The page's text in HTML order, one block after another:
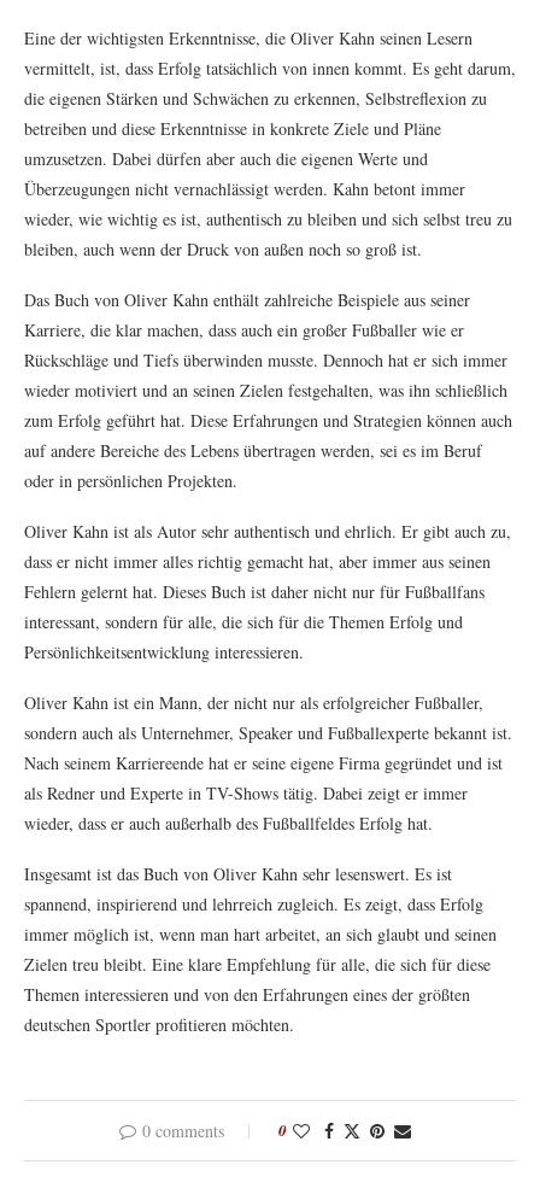
Eine der wichtigsten Erkenntnisse, die Oliver Kahn seinen Lesern
vermittelt, ist, dass Erfolg tatsächlich von innen kommt. Es geht darum,
die eigenen Stärken und Schwächen zu erkennen, Selbstreflexion zu
betreiben und diese Erkenntnisse in konkrete Ziele und Pläne
umzusetzen. Dabei dürfen aber auch die eigenen Werte und
Überzeugungen nicht vernachlässigt werden. Kahn betont immer
wieder, wie wichtig es ist, authentisch zu bleiben und sich selbst treu zu
bleiben, auch wenn der Druck von außen noch so groß ist.
Das Buch von Oliver Kahn enthält zahlreiche Beispiele aus seiner
Karriere, die klar machen, dass auch ein großer Fußballer wie er
Rückschläge und Tiefs überwinden musste. Dennoch hat er sich immer
wieder motiviert und an seinen Zielen festgehalten, was ihn schließlich
zum Erfolg geführt hat. Diese Erfahrungen und Strategien können auch
auf andere Bereiche des Lebens übertragen werden, sei es im Beruf
oder in persönlichen Projekten.
Oliver Kahn ist als Autor sehr authentisch und ehrlich. Er gibt auch zu,
dass er nicht immer alles richtig gemacht hat, aber immer aus seinen
Fehlern gelernt hat. Dieses Buch ist daher nicht nur für Fußballfans
interessant, sondern für alle, die sich für die Themen Erfolg und
Persönlichkeitsentwicklung interessieren.
Oliver Kahn ist ein Mann, der nicht nur als erfolgreicher Fußballer,
sondern auch als Unternehmer, Speaker und Fußballexperte bekannt ist.
Nach seinem Karriereende hat er seine eigene Firma gegründet und ist
als Redner und Experte in TV-Shows tätig. Dabei zeigt er immer
wieder, dass er auch außerhalb des Fußballfeldes Erfolg hat.
Insgesamt ist das Buch von Oliver Kahn sehr lesenswert. Es ist
spannend, inspirierend und lehrreich zugleich. Es zeigt, dass Erfolg
immer möglich ist, wenn man hart arbeitet, an sich glaubt und seinen
Zielen treu bleibt. Eine klare Empfehlung für alle, die sich für diese
Themen interessieren und von den Erfahrungen eines der größten
deutschen Sportler profitieren möchten.
0 comments 0